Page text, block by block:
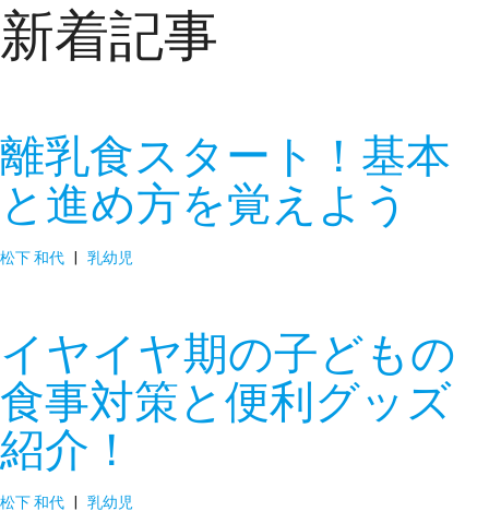
新着記事
離乳食スタート！基本
と進め方を覚えよう
松下 和代 | 乳幼児
イヤイヤ期の子どもの
食事対策と便利グッズ
紹介！
松下 和代 乳幼児